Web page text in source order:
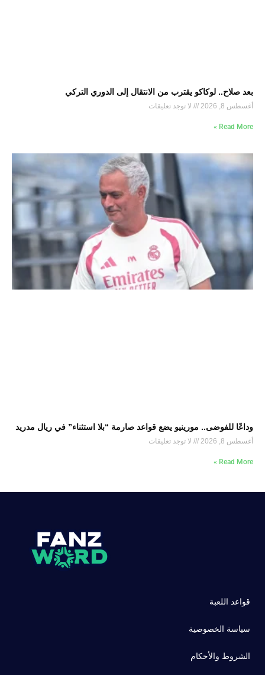
بعد صلاح.. لوكاكو يقترب من الانتقال إلى الدوري التركي
أغسطس 8, 2026 لا توجد تعليقات
Read More »
وداعًا للفوضى.. مورينيو يضع قواعد صارمة “بلا استثناء” في ريال مدريد
أغسطس 8, 2026 لا توجد تعليقات
Read More »
قواعد اللعبة
سياسة الخصوصية
الشروط والأحكام